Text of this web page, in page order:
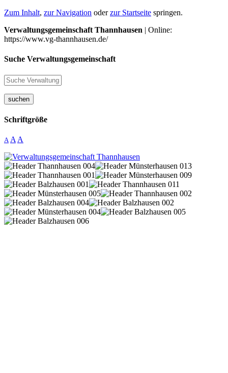
Zum Inhalt, zur Navigation oderzur Startseite springen.
Verwaltungsgemeinschaft Thannhausen | Online:
https://www.vg-thannhausen.de/
Suche Verwaltungsgemeinschaft
suchen
Schriftgröße
A A A